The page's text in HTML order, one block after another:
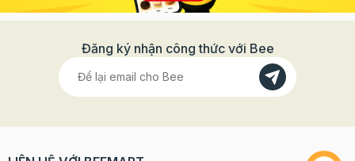
Đăng ký nhận công thức với Bee